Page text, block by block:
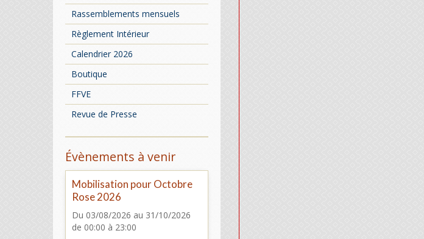
Rassemblements mensuels
Règlement Intérieur
Calendrier 2026
Boutique
FFVE
Revue de Presse
Évènements à venir
Mobilisation pour Octobre
Rose 2026
Du 03/08/2026 au 31/10/2026
de 00:00 à 23:00